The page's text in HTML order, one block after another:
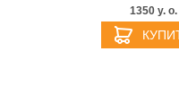
1350 y. о.